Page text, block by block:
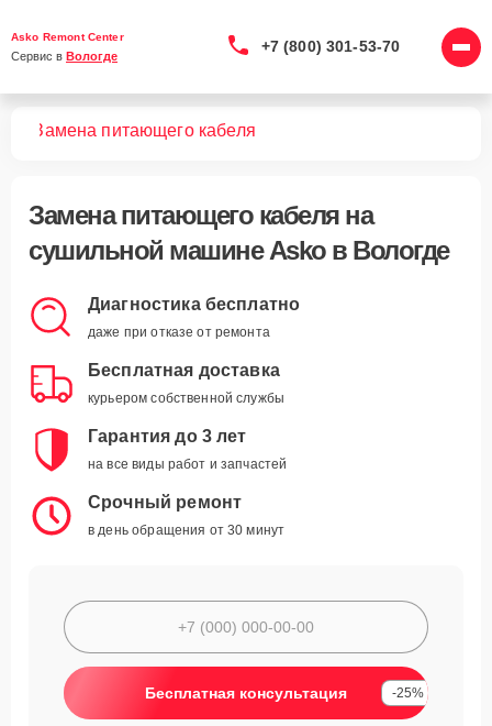
Asko Remont Center
Сервис в Вологде
+7 (800) 301-53-70
Замена питающего кабеля
Замена питающего кабеляна
сушильной машине Asko в Вологде
Диагностика бесплатно
даже при отказе от ремонта
Бесплатная доставка
курьером собственной службы
Гарантия до 3 лет
на все виды работ и запчастей
Срочный ремонт
в день обращения от 30 минут
Бесплатная консультация -25%